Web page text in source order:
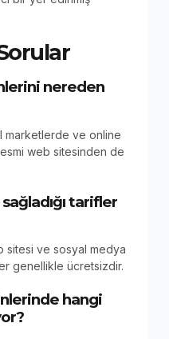
nereden
marketlerde ve online
web sitesinden de
tarifler
sitesi ve sosyal medya
genellikle ücretsizdir.
hangi